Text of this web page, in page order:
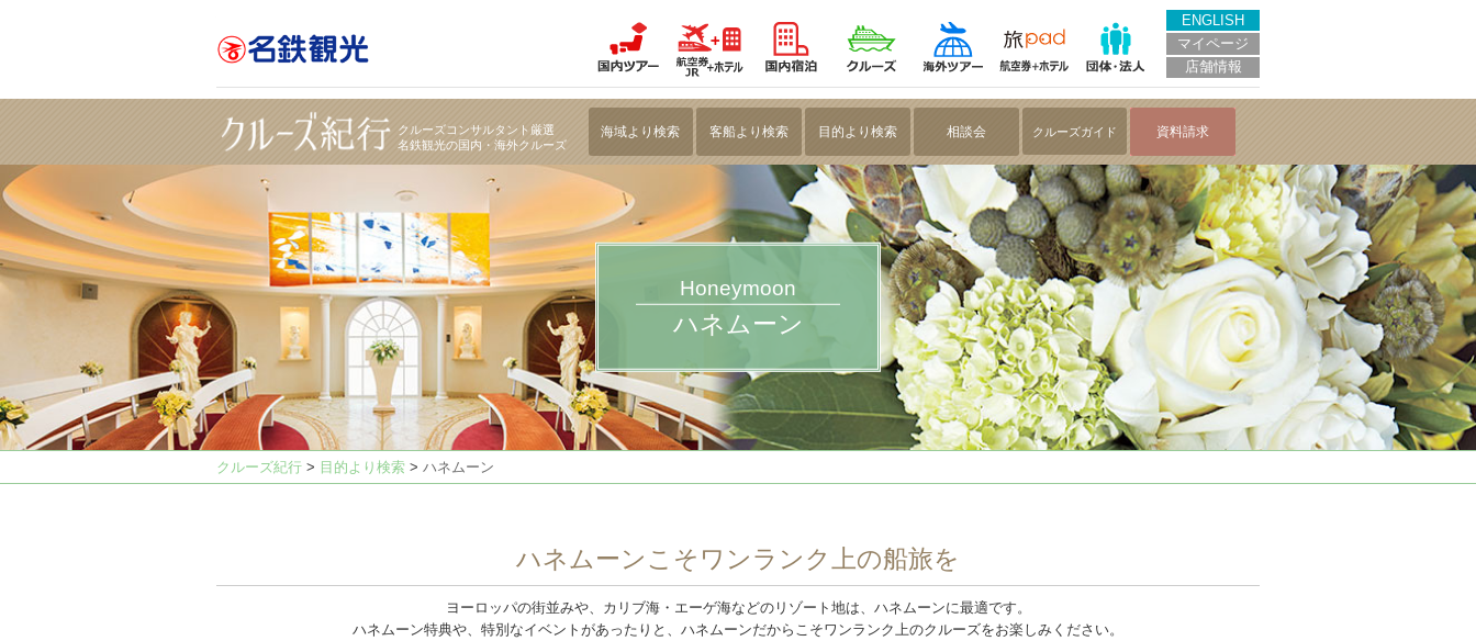
ENGLISH
マイページ
店舗情報
クルーズコンサルタント厳選
名鉄観光の国内・海外クルーズ
海域より検索 客船より検索 目的より検索 相談会 クルーズガイド 資料請求
Honeymoon
ハネムーン
クルーズ紀行 > 目的より検索 > ハネムーン
ハネムーンこそワンランク上の船旅を
ヨーロッパの街並みや、カリブ海・エーゲ海などのリゾート地は、ハネムーンに最適です。
ハネムーン特典や、特別なイベントがあったりと、ハネムーンだからこそワンランク上のクルーズをお楽しみください。